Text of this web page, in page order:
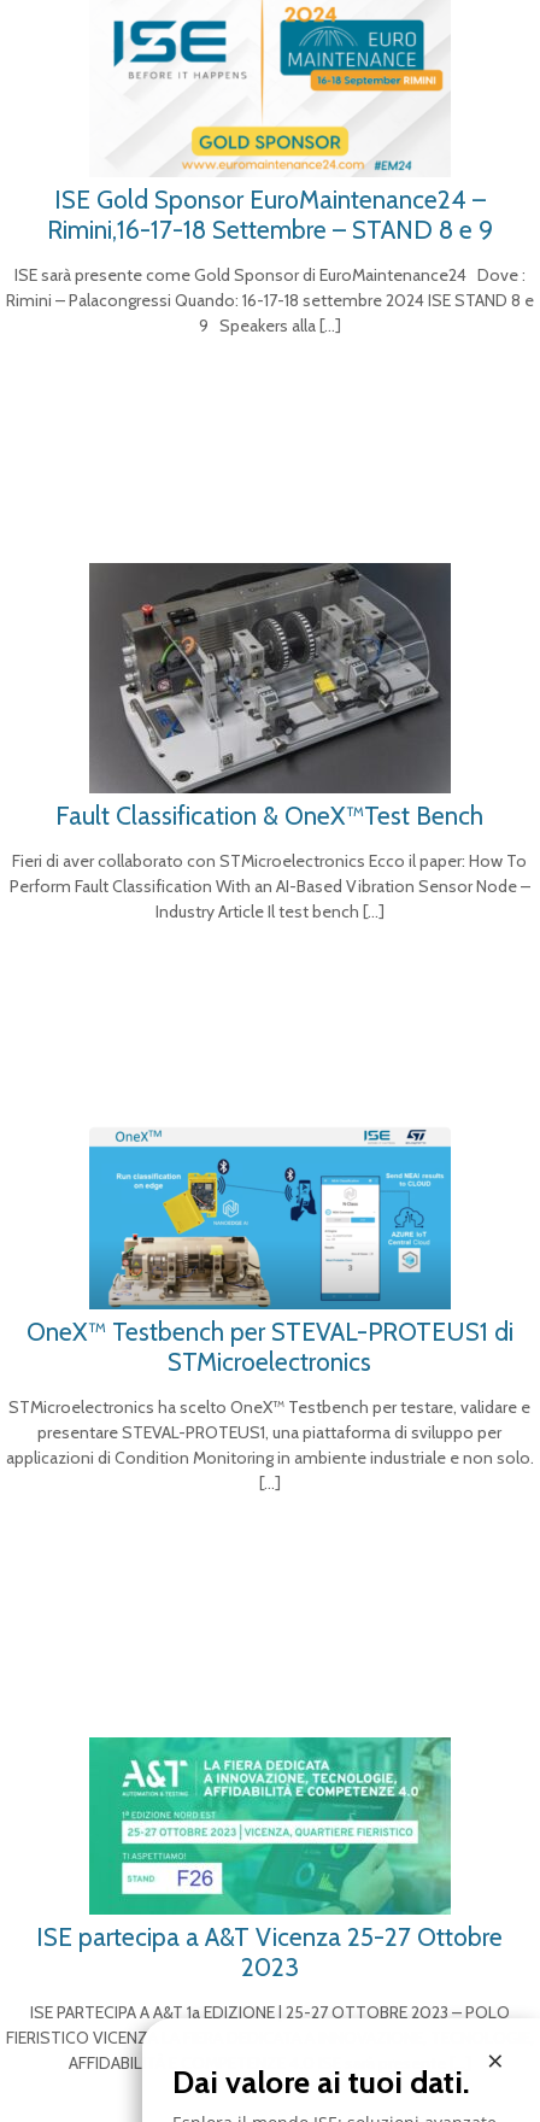
ISE Gold Sponsor EuroMaintenance24 –
Rimini,16-17-18 Settembre – STAND 8 e 9
ISE sarà presente come Gold Sponsor di EuroMaintenance24 Dove :
Rimini – Palacongressi Quando: 16-17-18 settembre 2024 ISE STAND 8 e
9 Speakers alla[…]
Fault Classification & OneX™Test Bench
Fieri di aver collaborato con STMicroelectronics Ecco il paper: How To
Perform Fault Classification With an AI-Based Vibration Sensor Node –
Industry Article Il test bench […]
OneX™ Testbench per STEVAL-PROTEUS1 di
STMicroelectronics
STMicroelectronics ha scelto OneX™ Testbench per testare, validare e
presentare STEVAL-PROTEUS1, una piattaforma di sviluppo per
applicazioni di Condition Monitoring in ambiente industriale e non solo.
[…]
ISE partecipa a A&T Vicenza 25-27 Ottobre
2023
ISE PARTECIPA A A&T 1a EDIZIONE | 25-27 OTTOBRE 2023 – POLO
FIERISTICO VICENZA LA FIERA DEDICATA A INNOVAZIONE, TECNOLOGIE,
AFFIDABILITÀ E COMPETENZE 4.0 ISE sarà presente
×
Dai valore ai tuoi dati.